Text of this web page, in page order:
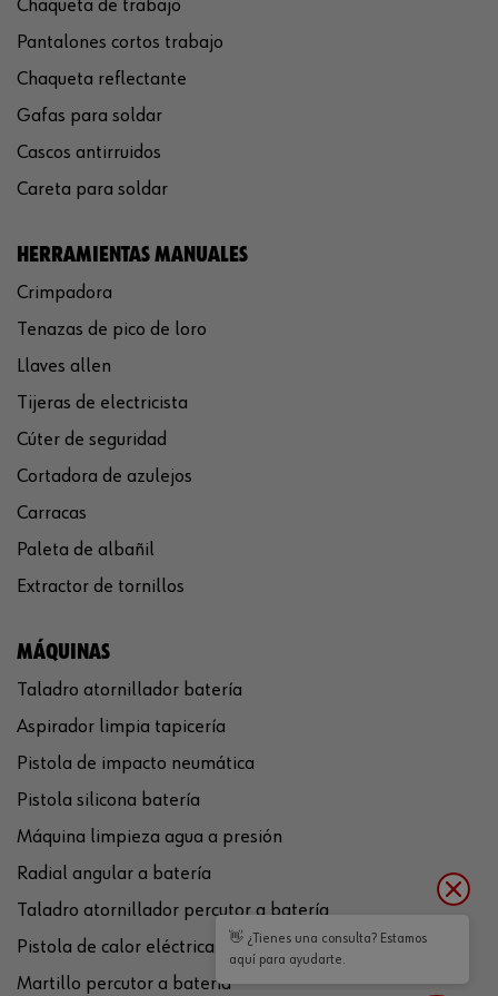
Chaqueta de trabajo
Pantalones cortos trabajo
Chaqueta reflectante
Gafas para soldar
Cascos antirruidos
Careta para soldar
HERRAMIENTAS MANUALES
Crimpadora
Tenazas de pico de loro
Llaves allen
Tijeras de electricista
Cúter de seguridad
Cortadora de azulejos
Carracas
Paleta de albañil
Extractor de tornillos
MÁQUINAS
Taladro atornillador batería
Aspirador limpia tapicería
Pistola de impacto neumática
Pistola silicona batería
Máquina limpieza agua a presión
Radial angular a batería
Taladro atornillador percutor a batería
Pistola de calor eléctrica
Martillo percutor a batería
👋 ¿Tienes una consulta? Estamos
aquí para ayudarte.